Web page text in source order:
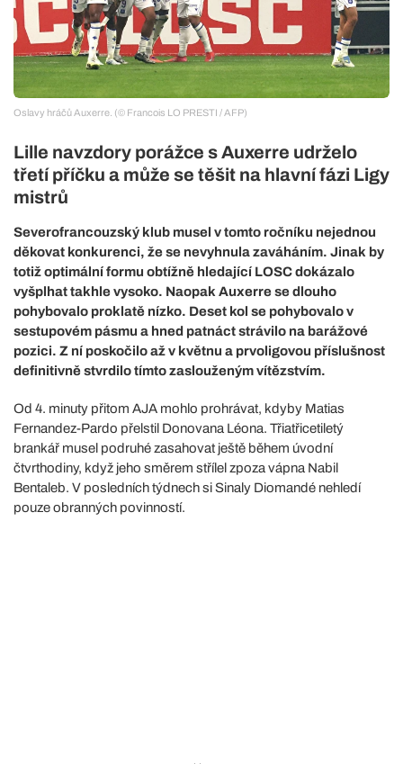
Oslavy hráčů Auxerre. (© Francois LO PRESTI / AFP)
Lille navzdory porážce s Auxerre udrželo
třetí příčku a může se těšit na hlavní fázi Ligy
mistrů
Severofrancouzský klub musel v tomto ročníku nejednou
děkovat konkurenci, že se nevyhnula zaváháním. Jinak by
totiž optimální formu obtížně hledající LOSC dokázalo
vyšplhat takhle vysoko. Naopak Auxerre se dlouho
pohybovalo proklatě nízko. Deset kol se pohybovalo v
sestupovém pásmu a hned patnáct strávilo na barážové
pozici. Z ní poskočilo až v květnu a prvoligovou příslušnost
definitivně stvrdilo tímto zaslouženým vítězstvím.
Od 4. minuty přitom AJA mohlo prohrávat, kdyby Matias
Fernandez-Pardo přelstil Donovana Léona. Třiatřicetiletý
brankář musel podruhé zasahovat ještě během úvodní
čtvrthodiny, když jeho směrem střílel zpoza vápna Nabil
Bentaleb. V posledních týdnech si Sinaly Diomandé nehledí
pouze obranných povinností.